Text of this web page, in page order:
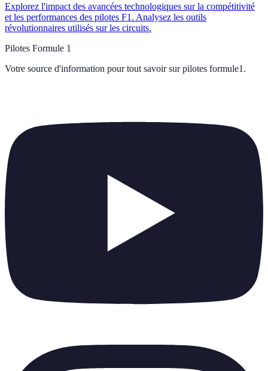
Explorez l'impact des avancées technologiques sur la compétitivité
et les performances des pilotes F1. Analysez les outils
révolutionnaires utilisés sur les circuits.
Pilotes Formule 1
Votre source d'information pour tout savoir sur pilotes formule1 .